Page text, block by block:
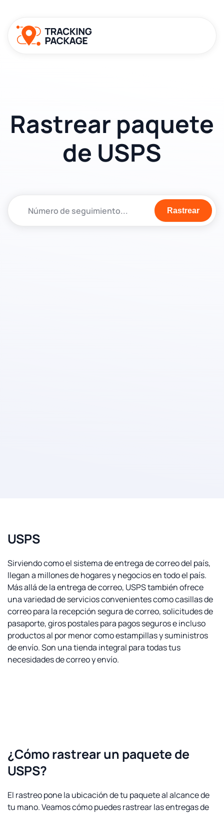
Rastrear paquete
de USPS
Rastrear
USPS
Sirviendo como el sistema de entrega de correo del país,
llegan a millones de hogares y negocios en todo el país.
Más allá de la entrega de correo, USPS también ofrece
una variedad de servicios convenientes como casillas de
correo para la recepción segura de correo, solicitudes de
pasaporte, giros postales para pagos seguros e incluso
productos al por menor como estampillas y suministros
de envío. Son una tienda integral para todas tus
necesidades de correo y envío.
¿Cómo rastrear un paquete de
USPS?
El rastreo pone la ubicación de tu paquete al alcance de
tu mano. Veamos cómo puedes rastrear las entregas de